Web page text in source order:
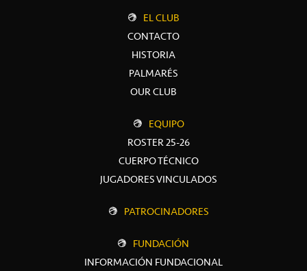
EL CLUB
CONTACTO
HISTORIA
PALMARÉS
OUR CLUB
EQUIPO
ROSTER 25-26
CUERPO TÉCNICO
JUGADORES VINCULADOS
PATROCINADORES
FUNDACIÓN
INFORMACIÓN FUNDACIONAL